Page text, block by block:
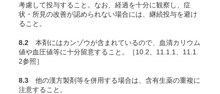
考慮して投与すること。なお、経過を十分に観察し、症
状・所見の改善が認められない場合には、継続投与を避け
ること。
8.2 本剤にはカンゾウが含まれているので、血清カリウム
値や血圧値等に十分留意すること。［10.2、11.1.1、11.1.
2参照］
8.3 他の漢方製剤等を併用する場合は、含有生薬の重複に
注意すること。